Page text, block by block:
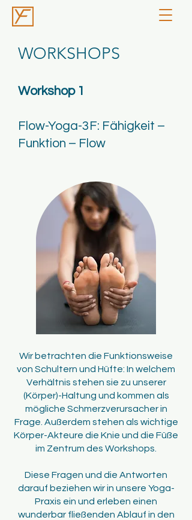
WORKSHOPS
Workshop 1
Flow-Yoga-3F: Fähigkeit –
Funktion – Flow
Wir betrachten die Funktionsweise
von Schultern und Hüfte: In welchem
Verhältnis stehen sie zu unserer
(Körper)-Haltung und kommen als
mögliche Schmerzverursacher in
Frage. Außerdem stehen als wichtige
Körper-Akteure die Knie und die Füße
im Zentrum des Workshops.
Diese Fragen und die Antworten
darauf beziehen wir in unsere Yoga-
Praxis ein und erleben einen
wunderbar fließenden Ablauf in den